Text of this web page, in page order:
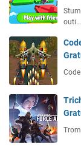
outi…